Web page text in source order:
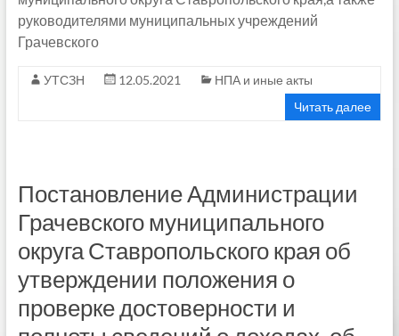
руководителями муниципальных учреждений
Грачевского
УТСЗН 12.05.2021
НПА и иные акты
Читать далее
Постановление Администрации
Грачевского муниципального
округа Ставропольского края об
утверждении положения о
проверке достоверности и